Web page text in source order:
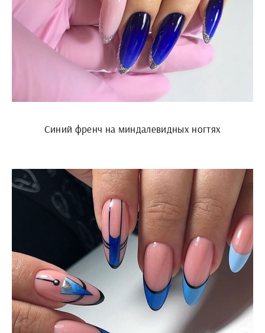
Синий френч на миндалевидных ногтях